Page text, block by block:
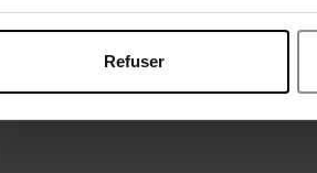
Refuser